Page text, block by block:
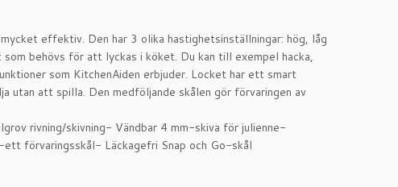
effektiv. Den har 3 olika hastighetsinställningar: hög, låg
behövs för att lyckas i köket. Du kan till exempel hacka,
som KitchenAiden erbjuder. Locket har ett smart
utan att spilla. Den medföljande skålen gör förvaringen av
rivning/skivning- Vändbar 4 mm-skiva för julienne-
förvaringsskål- Läckagefri Snap och Go-skål